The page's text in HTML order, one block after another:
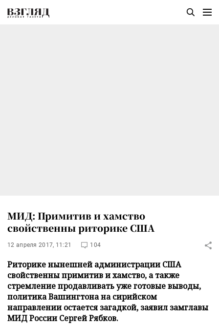
МИД: Примитив и хамство
свойственны риторике США
12 апреля 2017, 11:21 104
Риторике нынешней администрации США
свойственны примитив и хамство, а также
стремление продавливать уже готовые выводы,
политика Вашингтона на сирийском
направлении остается загадкой, заявил замглавы
МИД России Сергей Рябков.